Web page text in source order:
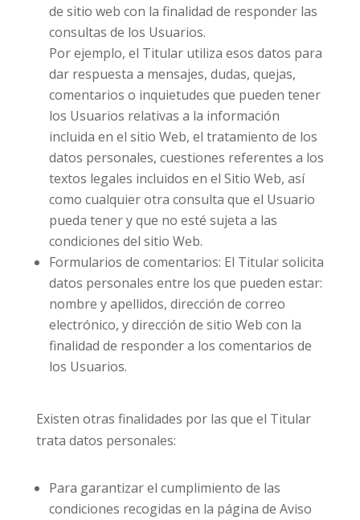
de sitio web con la finalidad de responder las
consultas de los Usuarios.
Por ejemplo, el Titular utiliza esos datos para
dar respuesta a mensajes, dudas, quejas,
comentarios o inquietudes que pueden tener
los Usuarios relativas a la información
incluida en el sitio Web, el tratamiento de los
datos personales, cuestiones referentes a los
textos legales incluidos en el Sitio Web, así
como cualquier otra consulta que el Usuario
pueda tener y que no esté sujeta a las
condiciones del sitio Web.
Formularios de comentarios: El Titular solicita
datos personales entre los que pueden estar:
nombre y apellidos, dirección de correo
electrónico, y dirección de sitio Web con la
finalidad de responder a los comentarios de
los Usuarios.
Existen otras finalidades por las que el Titular
trata datos personales:
Para garantizar el cumplimiento de las
condiciones recogidas en la página de Aviso